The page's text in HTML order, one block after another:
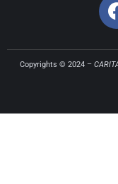
Copyrights © 2024 –